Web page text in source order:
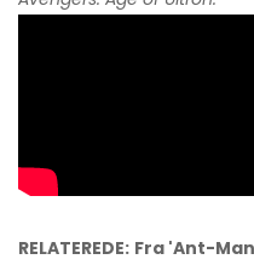
RELATEREDE: Fra 'Ant-